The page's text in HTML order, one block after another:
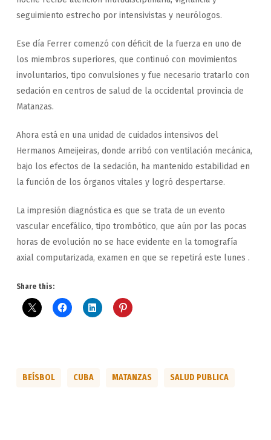
seguimiento estrecho por intensivistas y neurólogos.
Ese día Ferrer comenzó con déficit de la fuerza en uno de
los miembros superiores, que continuó con movimientos
involuntarios, tipo convulsiones y fue necesario tratarlo con
sedación en centros de salud de la occidental provincia de
Matanzas.
Ahora está en una unidad de cuidados intensivos del
Hermanos Ameijeiras, donde arribó con ventilación mecánica,
bajo los efectos de la sedación, ha mantenido estabilidad en
la función de los órganos vitales y logró despertarse.
La impresión diagnóstica es que se trata de un evento
vascular encefálico, tipo trombótico, que aún por las pocas
horas de evolución no se hace evidente en la tomografía
axial computarizada, examen en que se repetirá este lunes .
Share this:
BEÍSBOL CUBA MATANZAS SALUD PUBLICA